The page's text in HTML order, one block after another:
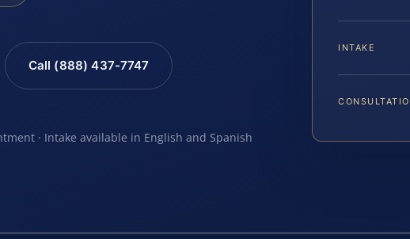
Call (888) 437-7747
· Intake available in English and Spanish
INTAKE